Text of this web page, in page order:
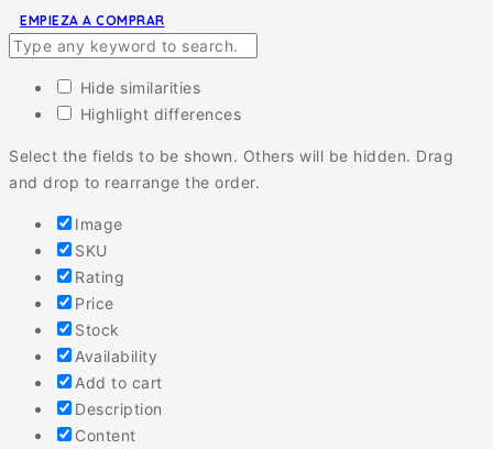
EMPIEZA A COMPRAR
Hide similarities
Highlight differences
Select the fields to be shown. Others will be hidden. Drag
and drop to rearrange the order.
Image
SKU
Rating
Price
Stock
Availability
Add to cart
Description
Content